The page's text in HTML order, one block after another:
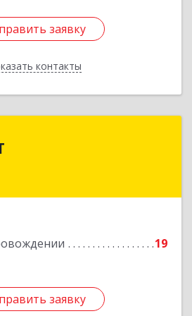
заявку
контакты
заявку
Назад
19
заявку
обл, Кингисеппский р-н,
заявку